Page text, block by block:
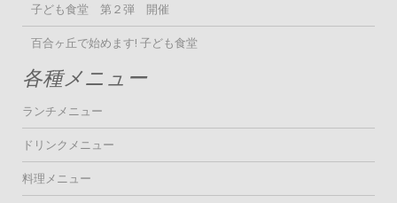
子ども食堂 第２弾 開催
百合ヶ丘で始めます! 子ども食堂
各種メニュー
ランチメニュー
ドリンクメニュー
料理メニュー